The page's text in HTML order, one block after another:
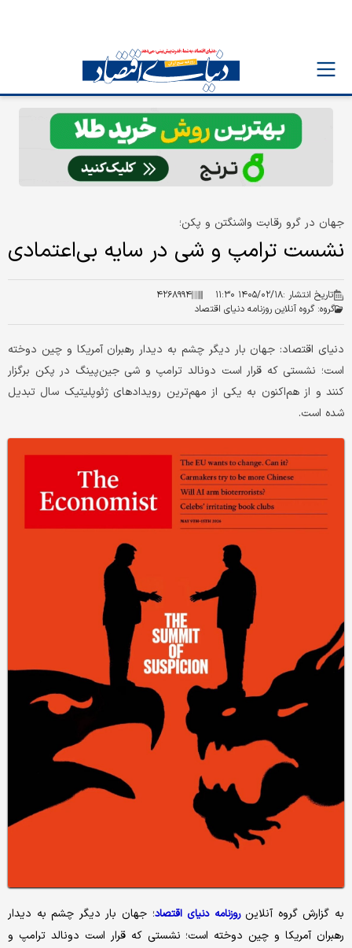
جهان در گرو رقابت واشنگتن و پکن؛
نشست ترامپ و شی در سایه بی‌اعتمادی
تاریخ انتشار :۱۴۰۵/۰۲/۱۸ ۱۱:۳۰
۴۲۶۸۹۹۴
گروه: گروه آنلاین روزنامه دنیای اقتصاد
دنیای اقتصاد: جهان بار دیگر چشم به دیدار رهبران آمریکا و چین دوخته
است؛ نشستی که قرار است دونالد ترامپ و شی جین‌پینگ در پکن برگزار
کنند و از هم‌اکنون به یکی از مهم‌ترین رویدادهای ژئوپلیتیک سال تبدیل
شده است.
به گزارش گروه آنلاینروزنامه دنیای اقتصاد؛ جهان بار دیگر چشم به دیدار
رهبران آمریکا و چین دوخته است؛ نشستی که قرار است دونالد ترامپ و